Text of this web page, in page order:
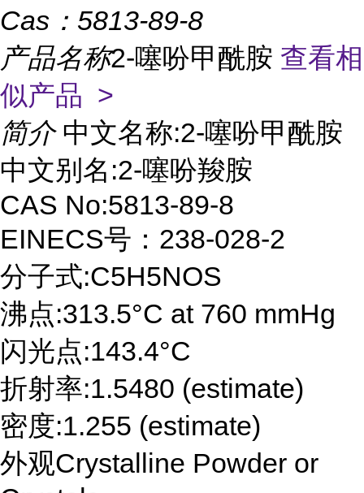
Cas： 5813-89-8
产品名称2-噻吩甲酰胺 查看相
似产品 >
简介 中文名称:2-噻吩甲酰胺
中文别名:2-噻吩羧胺
CAS No:5813-89-8
EINECS号：238-028-2
分子式:C5H5NOS
沸点:313.5°C at 760 mmHg
闪光点:143.4°C
折射率:1.5480 (estimate)
密度:1.255 (estimate)
外观Crystalline Powder or